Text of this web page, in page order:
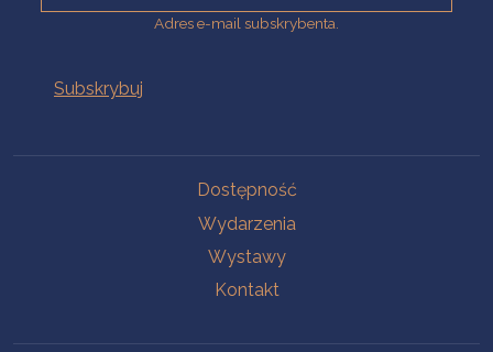
Adres e-mail subskrybenta.
Dostępność
Wydarzenia
Wystawy
Kontakt